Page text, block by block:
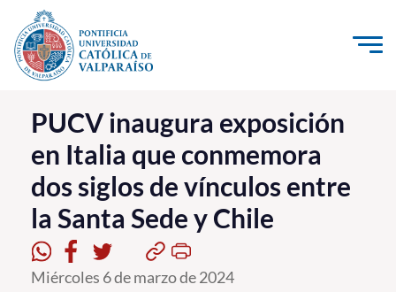
Click acá para ir directamente al contenido
La Universidad
Investigación, Creación e Innovación
PUCV Internacional
Vinculación con el Medio
Admisión
PUCV inaugura exposición
en Italia que conmemora
dos siglos de vínculos entre
la Santa Sede y Chile
Miércoles 6 de marzo de 2024